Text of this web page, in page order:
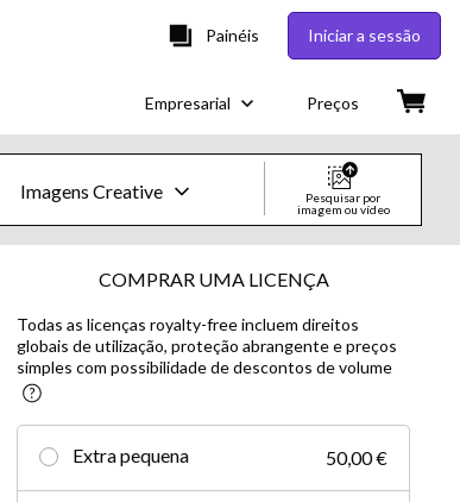
Painéis Iniciar a sessão
Empresarial Preços
Imagens Creative
Imagens
Creative
Pesquisar por
imagem ou vídeo
COMPRAR UMA LICENÇA
Todas as licenças royalty-free incluem direitos
globais de utilização, proteção abrangente e preços
simples com possibilidade de descontos de volume
Extra pequena 50,00 €